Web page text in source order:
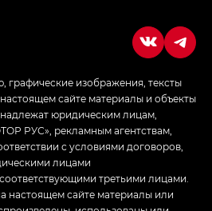
графические изображения, тексты
сайте материалы и объекты
юридическим лицам,
РУС», рекламным агентствам,
с условиями договоров,
лицами
третьими лицами.
настоящем сайте материалы или